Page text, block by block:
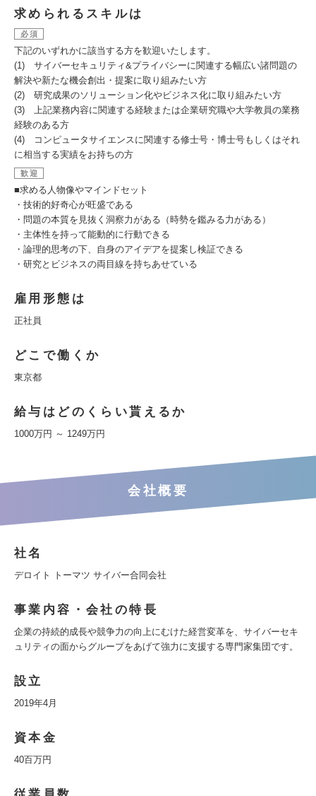
求められるスキルは
必須
下記のいずれかに該当する方を歓迎いたします。
(1) サイバーセキュリティ&プライバシーに関連する幅広い諸問題の
解決や新たな機会創出・提案に取り組みたい方
(2) 研究成果のソリューション化やビジネス化に取り組みたい方
(3) 上記業務内容に関連する経験または企業研究職や大学教員の業務
経験のある方
(4) コンピュータサイエンスに関連する修士号・博士号もしくはそれ
に相当する実績をお持ちの方
歓迎
■求める人物像やマインドセット
・技術的好奇心が旺盛である
・問題の本質を見抜く洞察力がある（時勢を鑑みる力がある）
・主体性を持って能動的に行動できる
・論理的思考の下、自身のアイデアを提案し検証できる
・研究とビジネスの両目線を持ちあせている
雇用形態は
正社員
どこで働くか
東京都
給与はどのくらい貰えるか
1000万円 ～ 1249万円
会社概要
社名
デロイト トーマツ サイバー合同会社
事業内容・会社の特長
企業の持続的成長や競争力の向上にむけた経営変革を、サイバーセキ
ュリティの面からグループをあげて強力に支援する専門家集団です。
設立
2019年4月
資本金
40百万円